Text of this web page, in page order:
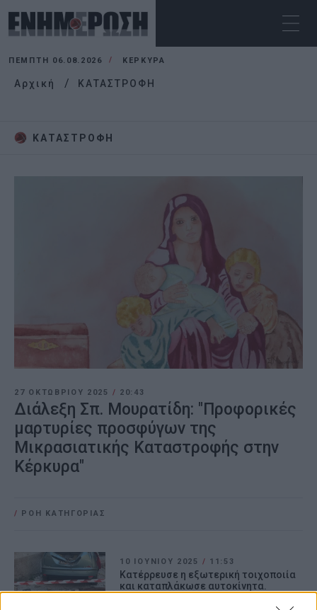
ΠΈΜΠΤΗ 06.08.2026 ΚΕΡΚΥΡΑ
Αρχική ΚΑΤΑΣΤΡΟΦΗ
ΚΑΤΑΣΤΡΟΦΗ
27 ΟΚΤΩΒΡΊΟΥ 2025 / 20:43
Διάλεξη Σπ. Μουρατίδη: "Προφορικές
μαρτυρίες προσφύγων της
Μικρασιατικής Καταστροφής στην
Κέρκυρα"
/ ΡΟΗ ΚΑΤΗΓΟΡΙΑΣ
10 ΙΟΥΝΊΟΥ 2025 / 11:53
Κατέρρευσε η εξωτερική τοιχοποιία
και καταπλάκωσε αυτοκίνητα.